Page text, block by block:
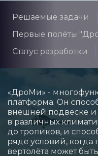
Решаемые задачи
Первые полёты
Статус разработки
«ДроМи» -
платформа. Он
внешней подвеске
в различных
до тропиков, и
ряде условий, когда
вертолёта может